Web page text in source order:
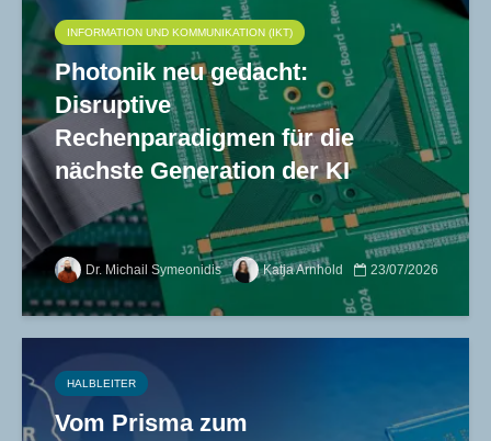
INFORMATION UND KOMMUNIKATION (IKT)
Photonik neu gedacht:
Disruptive
Rechenparadigmen für die
nächste Generation der KI
Dr. Michail Symeonidis Katja Arnhold 23/07/2026
HALBLEITER
Vom Prisma zum